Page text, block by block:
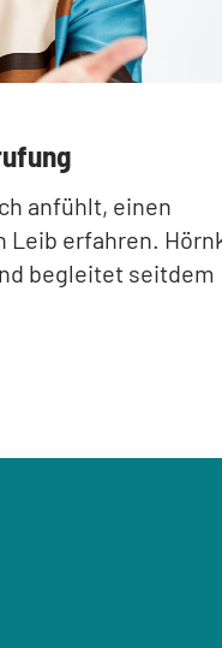
anfühlt, einen
Leib erfahren.
begleitet seitdem